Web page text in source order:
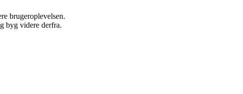
brugeroplevelsen.
byg videre derfra.